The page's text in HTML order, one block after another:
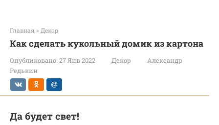
Главная » Декор
Как сделать кукольный домик из картона
Опубликовано: 27 Янв 2022 Декор
Александр
Редькин
Да будет свет!